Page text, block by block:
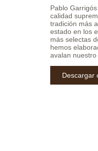
Pablo
calidad
tradición más
estado en los
más selectas
hemos
avalan
Descargar